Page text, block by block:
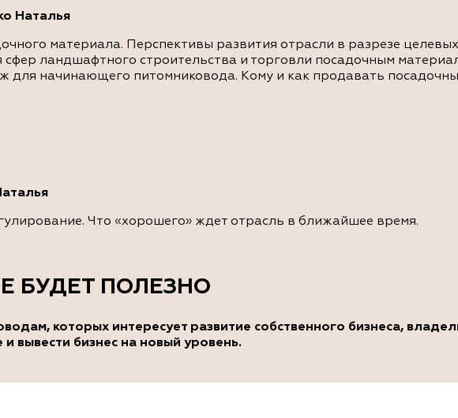
Наталья
материала. Перспективы развития отрасли в разрезе
сфер ландшафтного строительства и торговли посадочным
для начинающего питомниковода. Кому и как продавать
Что «хорошего» ждет отрасль в ближайшее время.
БУДЕТ ПОЛЕЗНО
которых интересует развитие собственного бизнеса,
и вывести бизнес на новый уровень.